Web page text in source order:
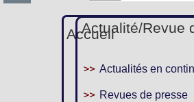
Accueil
Actualité/Revue
Actualités en
Revues de presse